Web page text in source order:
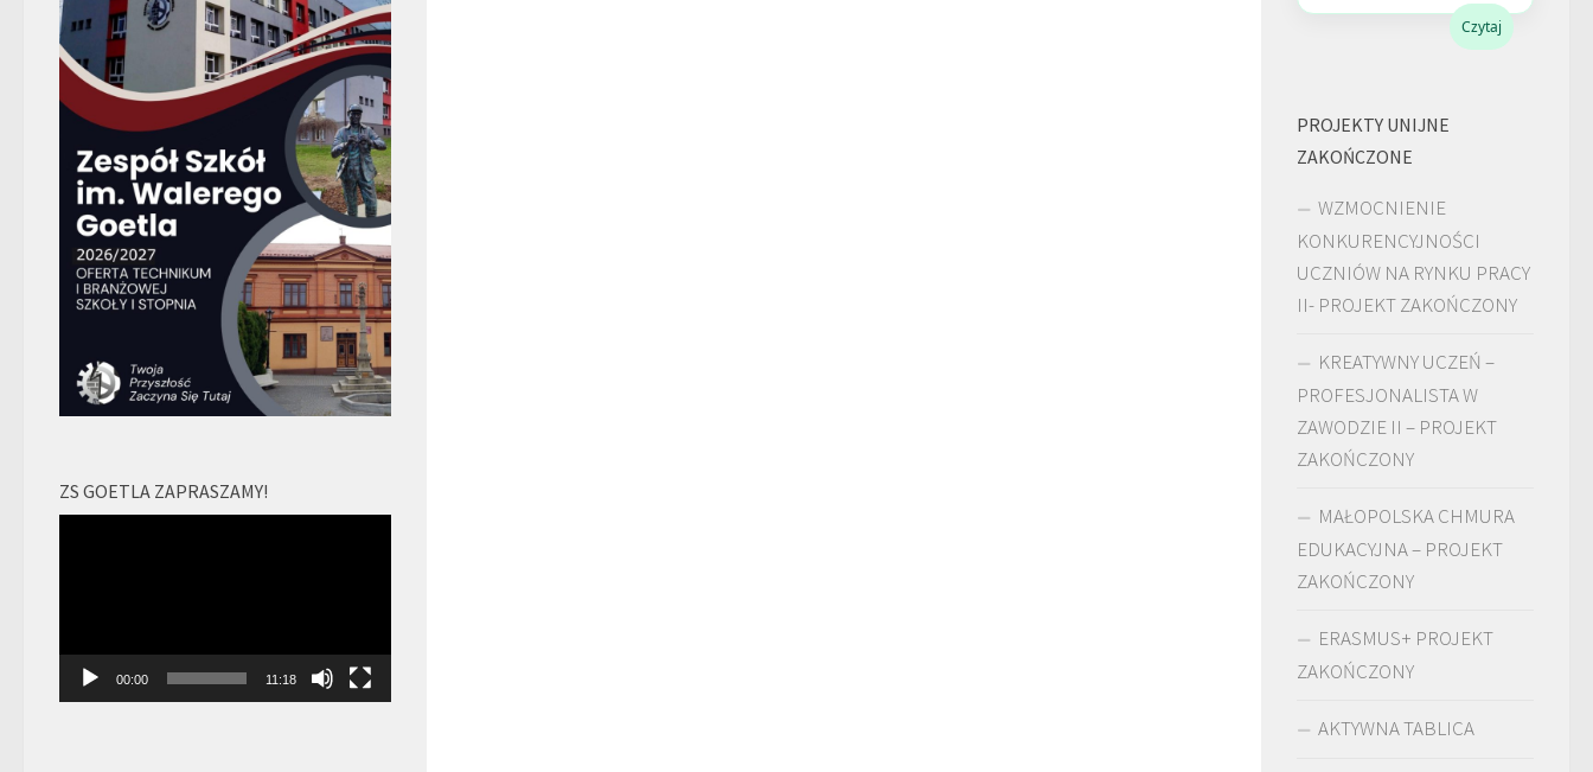
ZS GOETLA ZAPRASZAMY!
00:00 11:18
Czytaj
PROJEKTY UNIJNE
ZAKOŃCZONE
WZMOCNIENIE
KONKURENCYJNOŚCI
UCZNIÓW NA RYNKU PRACY
II- PROJEKT ZAKOŃCZONY
KREATYWNY UCZEŃ –
PROFESJONALISTA W
ZAWODZIE II – PROJEKT
ZAKOŃCZONY
MAŁOPOLSKA CHMURA
EDUKACYJNA – PROJEKT
ZAKOŃCZONY
ERASMUS+ PROJEKT
ZAKOŃCZONY
AKTYWNA TABLICA